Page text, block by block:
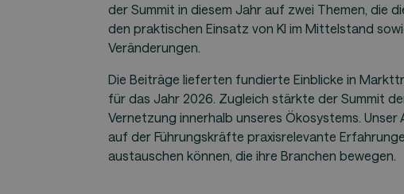
der Summit in diesem Jahr auf zwei Themen, die
den praktischen Einsatz von KI im Mittelstand
Veränderungen.
Die Beiträge lieferten fundierte Einblicke in
für das Jahr 2026. Zugleich stärkte der Summit
Vernetzung innerhalb unseres Ökosystems.
auf der Führungskräfte praxisrelevante
austauschen können, die ihre Branchen bewegen.